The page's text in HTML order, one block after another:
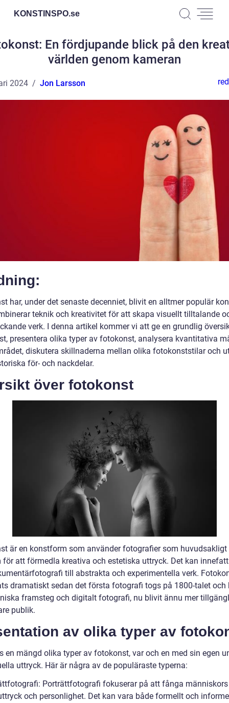
KONSTINSPO.se
En fördjupande blick på den
världen genom kameran
2024 Jon Larsson
har, under det senaste decenniet, blivit en alltmer populär
teknik och kreativitet för att skapa visuellt tilltalande
verk. I denna artikel kommer vi att ge en grundlig
presentera olika typer av fotokonst, analysera kvantitativa
diskutera skillnaderna mellan olika fotokonststilar och
för- och nackdelar.
över fotokonst
är en konstform som använder fotografier som huvudsakligt
för att förmedla kreativa och estetiska uttryck. Det kan
till abstrakta och experimentella verk.
dramatiskt sedan det första fotografi togs på 1800-talet och
framsteg och digitalt fotografi, nu blivit ännu mer
publik.
av olika typer av
en mängd olika typer av fotokonst, var och en med sin egen
uttryck. Här är några av de populäraste typerna:
Porträttfotografi fokuserar på att fånga människors
och personlighet. Det kan vara både formellt och